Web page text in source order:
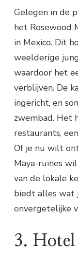
Gelegen in de
het Rosewood
in Mexico. Dit
weelderige
waardoor het
verblijven. De
ingericht, en
zwembad. Het
restaurants,
Of je nu wilt
Maya-ruïnes
van de lokale
biedt alles wat
onvergetelijke
3.